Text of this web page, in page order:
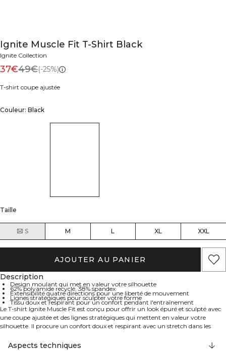
Ignite Muscle Fit T-Shirt Black
Ignite Collection
37€49€(-25%)
T-shirt coupe ajustée
Couleur: Black
Taille
S M L XL XXL
AJOUTER AU PANIER
Description
Design moulant qui met en valeur votre silhouette
62% polyamide recyclé, 38% spandex
Extensibilité quatre directions pour une liberté de mouvement
Lignes stratégiques pour sculpter votre forme
Tissu doux et respirant pour un confort pendant l'entraînement
Le T-shirt Ignite Muscle Fit est conçu pour offrir un look épuré et sculpté avec
une coupe ajustée et des lignes stratégiques qui mettent en valeur votre
silhouette. Il procure un confort doux et respirant avec un stretch dans les
entraînement. 62% polyamide recyclé, 38% elastan.
Aspects techniques